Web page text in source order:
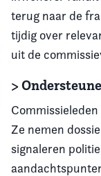
terug naar de
tijdig over
uit de
>
Ze nemen
signaleren